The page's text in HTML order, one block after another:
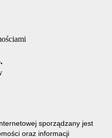
sporządzany jest
oraz informacji